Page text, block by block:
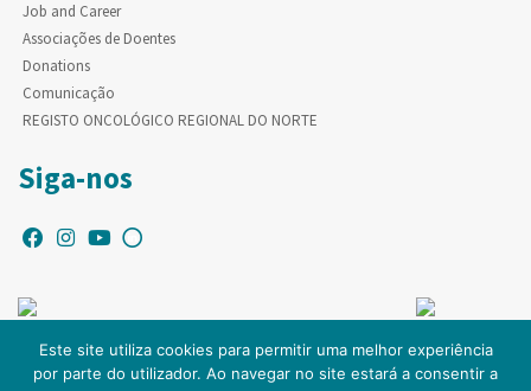
Job and Career
Associações de Doentes
Donations
Comunicação
REGISTO ONCOLÓGICO REGIONAL DO NORTE
Siga-nos
Este site utiliza cookies para permitir uma melhor experiência
por parte do utilizador. Ao navegar no site estará a consentir a